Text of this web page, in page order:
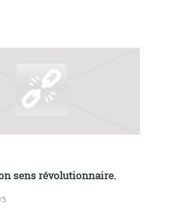
sens révolutionnaire.